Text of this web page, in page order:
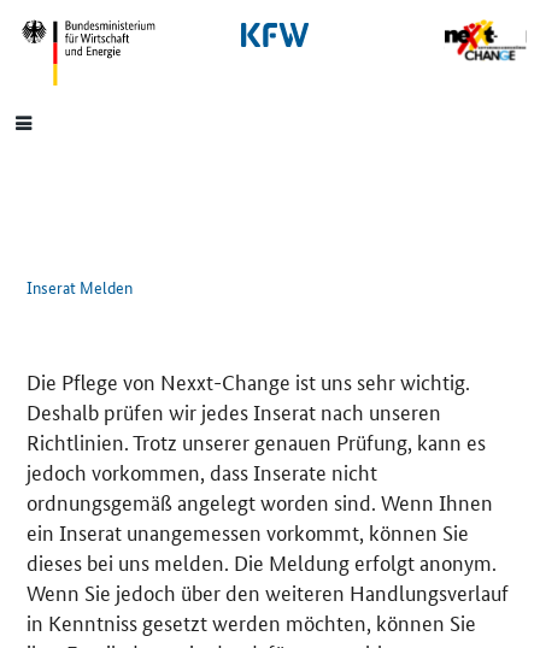
SrOnlyNavigation
Hauptmenü
Inserat Melden
Die Pflege von Nexxt-Change ist uns sehr wichtig.
Deshalb prüfen wir jedes Inserat nach unseren
Richtlinien. Trotz unserer genauen Prüfung, kann es
jedoch vorkommen, dass Inserate nicht
ordnungsgemäß angelegt worden sind. Wenn Ihnen
ein Inserat unangemessen vorkommt, können Sie
dieses bei uns melden. Die Meldung erfolgt anonym.
Wenn Sie jedoch über den weiteren Handlungsverlauf
in Kenntniss gesetzt werden möchten, können Sie